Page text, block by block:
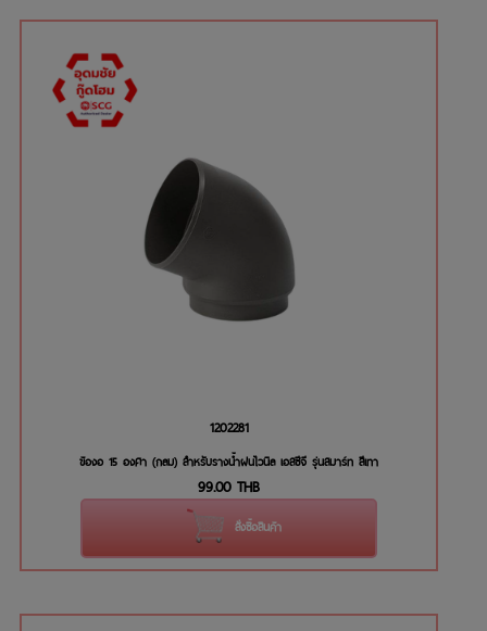
1202281
ข้องอ 15 องศา (กลม) สำหรับรางน้ำฝนไวนิล เอสซีจี รุ่นสมาร์ท สีเทา
99.00 THB
สั่งซื้อสินค้า